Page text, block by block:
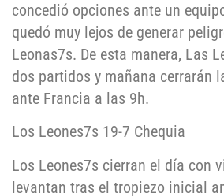
concedió opciones ante un
quedó muy lejos de generar
Leonas7s. De esta manera, Las
dos partidos y mañana cerrarán
ante Francia a las 9h.
Los Leones7s 19-7 Chequia
Los Leones7s cierran el día con
levantan tras el tropiezo inicial